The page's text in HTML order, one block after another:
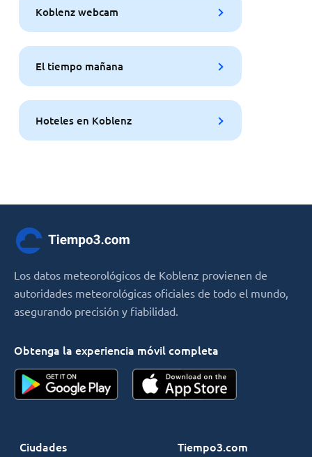
Koblenz webcam
El tiempo mañana
Hoteles en Koblenz
Los datos meteorológicos de Koblenz provienen de
autoridades meteorológicas oficiales de todo el mundo,
asegurando precisión y fiabilidad.
Obtenga la experiencia móvil completa
Ciudades Tiempo3.com